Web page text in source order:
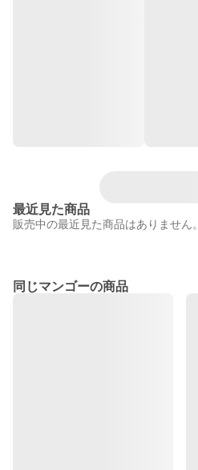
最近見た商品
販売中の最近見た商品はありません。
同じマンゴーの商品